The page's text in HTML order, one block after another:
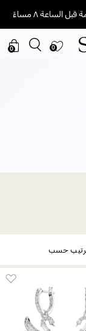
الساعة ٨ مساءً
0
0
حسب